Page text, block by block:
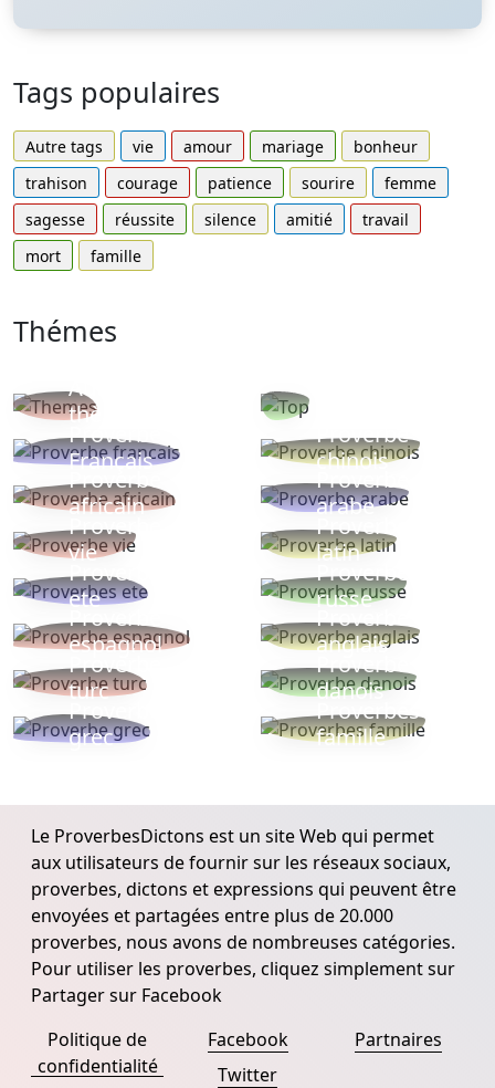
Tags populaires
Autre tags vie amour mariage
bonheur
trahison
courage patience sourire
femme
sagesse
réussite silence amitié
travail
mort
famille
Thémes
Autres
thèmes
Proverbe
Français
Proverbe
chinois
Proverbe
africain
Proverbe
arabe
Proverbe
vie
Proverbe
latin
Proverbes
ete
Proverbe
russe
Proverbe
espagnol
Proverbe
anglais
Proverbe
turc
Proverbe
danois
Proverbe
grec
Proverbes
famille
Le ProverbesDictons est un site Web qui permet
aux utilisateurs de fournir sur les réseaux sociaux,
proverbes, dictons et expressions qui peuvent être
envoyées et partagées entre plus de 20.000
proverbes, nous avons de nombreuses catégories.
Pour utiliser les proverbes, cliquez simplement sur
Partager sur Facebook
Politique de
confidentialité
Facebook
Twitter
Partnaires